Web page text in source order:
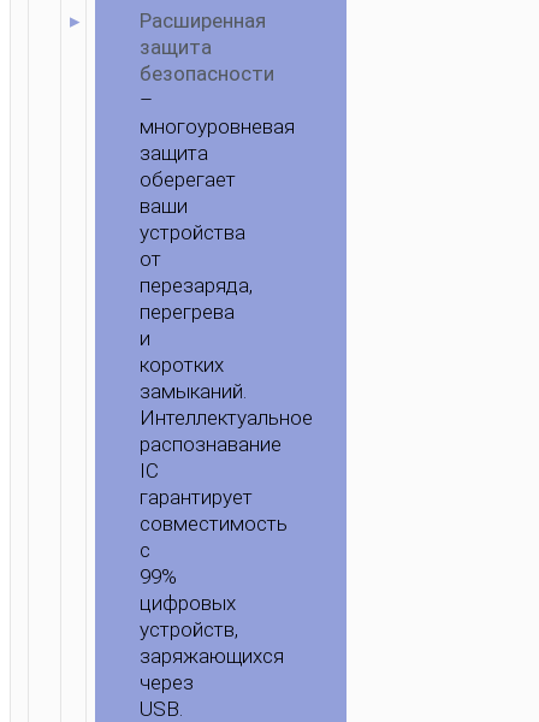
Расширенная
защита
безопасности
–
многоуровневая
защита
оберегает
ваши
устройства
от
перезаряда,
перегрева
и
коротких
замыканий.
Интеллектуальное
распознавание
IC
гарантирует
совместимость
с
99%
цифровых
устройств,
заряжающихся
через
USB.